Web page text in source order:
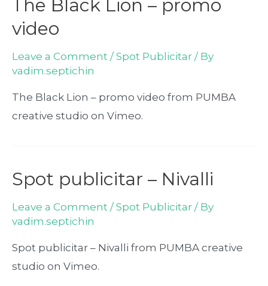
The Black Lion – promo
video
Leave a Comment /Spot Publicitar / By
vadim.septichin
The Black Lion – promo video from PUMBA
creative studio on Vimeo.
Spot publicitar – Nivalli
Leave a Comment /Spot Publicitar / By
vadim.septichin
Spot publicitar – Nivalli from PUMBA creative
studio on Vimeo.